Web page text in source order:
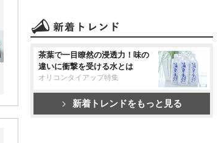
茶葉で一目瞭然の浸透力！味の
違いに衝撃を受ける水とは
オリコンタイアップ特集
新着トレンドをもっと見る